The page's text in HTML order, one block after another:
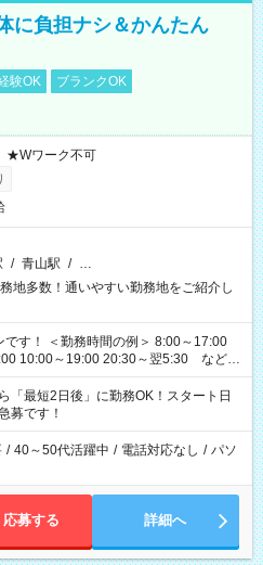
に負担ナシ＆かんたん
験OK
ブランクOK
★Wワーク不可
/ 青山駅 / …
地多数！通いやすい勤務地をご紹介し
8:00～17:00
10:00～19:00 20:30～翌5:30 など ★
！ 日勤のみ、残業なし、交替制など
！
最短2日後」に勤務OK！スタート日
募です！
/ 40～50代活躍中 / 電話対応なし / パソ
応募する 詳細へ